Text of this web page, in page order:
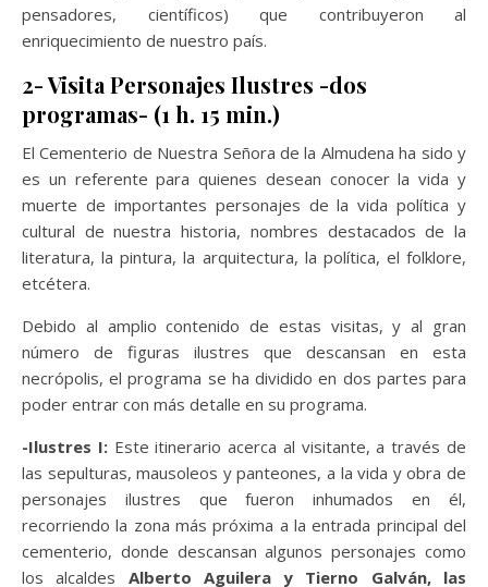
pensadores, científicos) que contribuyeron al
enriquecimiento de nuestro país.
2- Visita Personajes Ilustres -dos
programas- (1 h. 15 min.)
El Cementerio de Nuestra Señora de la Almudena ha sido y
es un referente para quienes desean conocer la vida y
muerte de importantes personajes de la vida política y
cultural de nuestra historia, nombres destacados de la
literatura, la pintura, la arquitectura, la política, el folklore,
etcétera.
Debido al amplio contenido de estas visitas, y al gran
número de figuras ilustres que descansan en esta
necrópolis, el programa se ha dividido en dos partes para
poder entrar con más detalle en su programa.
-Ilustres I:Este itinerario acerca al visitante, a través de
las sepulturas, mausoleos y panteones, a la vida y obra de
personajes ilustres que fueron inhumados en él,
recorriendo la zona más próxima a la entrada principal del
cementerio, donde descansan algunos personajes como
los alcaldes Alberto Aguilera y Tierno Galván, las